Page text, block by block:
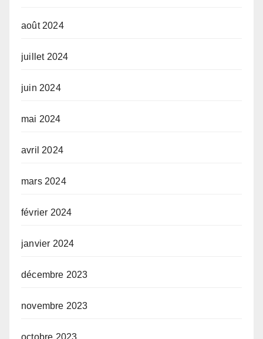
août 2024
juillet 2024
juin 2024
mai 2024
avril 2024
mars 2024
février 2024
janvier 2024
décembre 2023
novembre 2023
octobre 2023